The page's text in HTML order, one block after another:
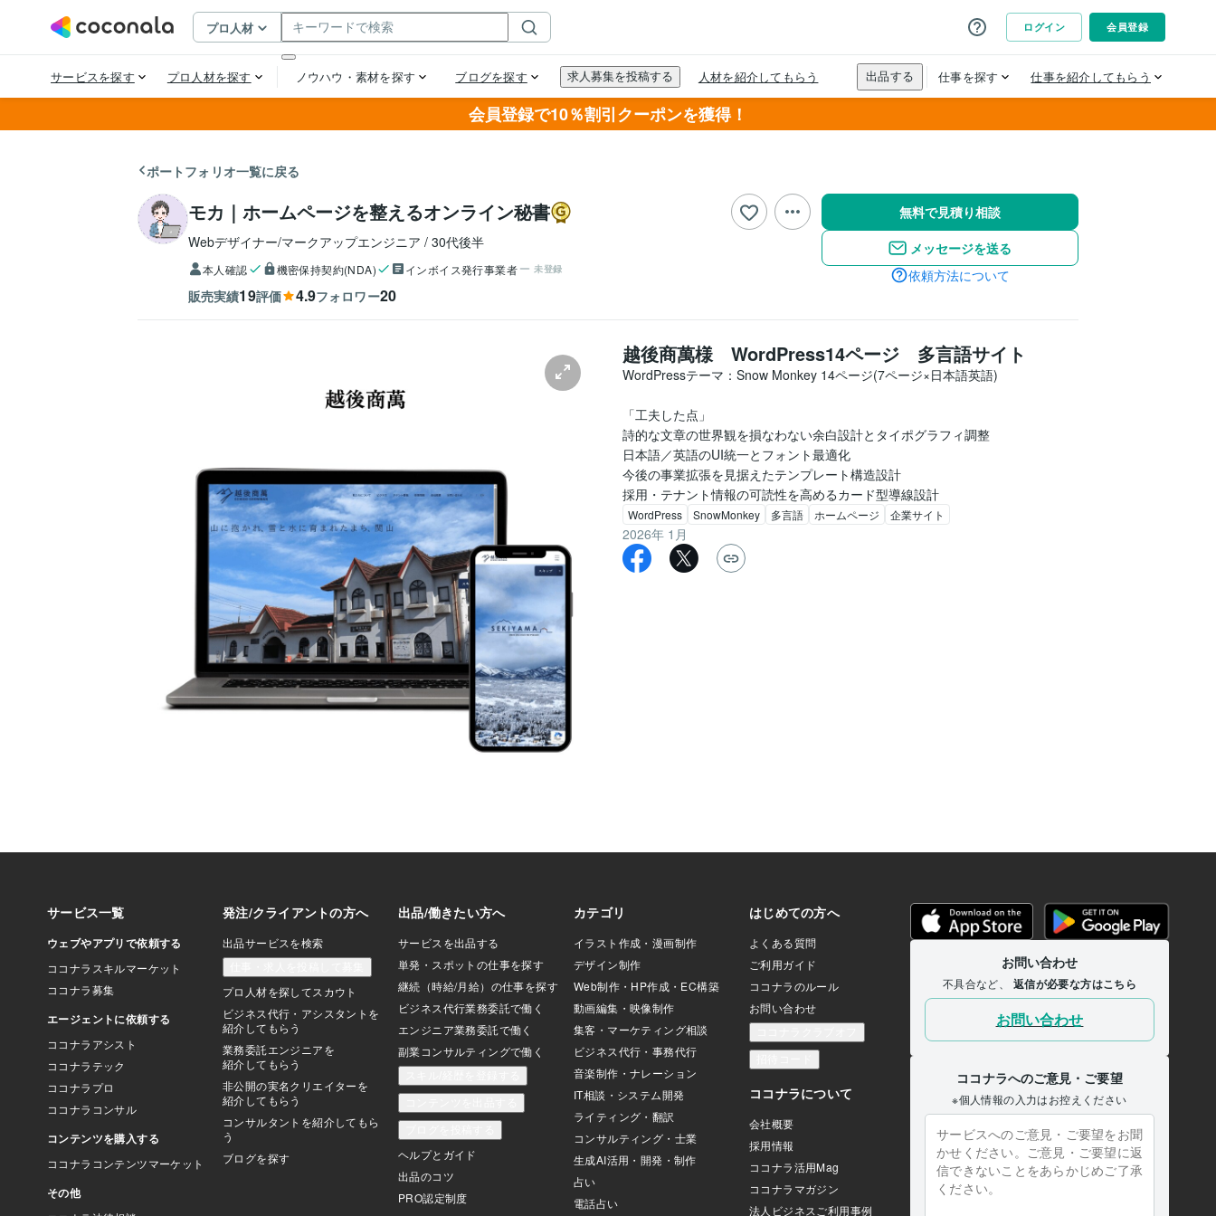
会員登録で10％割引クーポンを獲得！
ポートフォリオ一覧に戻る
モカ｜ホームページを整えるオンライン秘書
Webデザイナー/マークアップエンジニア 30代後半
本人確認 機密保持契約(NDA) インボイス発行事業者 未登録
販売実績19評価 4.9フォロワー20
無料で見積り相談
メッセージを送る
依頼方法について
越後商萬様 WordPress14ページ 多言語サイト
WordPressテーマ：Snow Monkey 14ページ(7ページ×日本語英語)
「工夫した点」
詩的な文章の世界観を損なわない余白設計とタイポグラフィ調整
日本語／英語のUI統一とフォント最適化
今後の事業拡張を見据えたテンプレート構造設計
採用・テナント情報の可読性を高めるカード型導線設計
WordPress SnowMonkey 多言語 ホームページ 企業サイト
2026年 1月